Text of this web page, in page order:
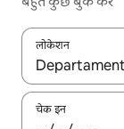
लोकेशन
नतीजों के उपलब्ध
चेक इन